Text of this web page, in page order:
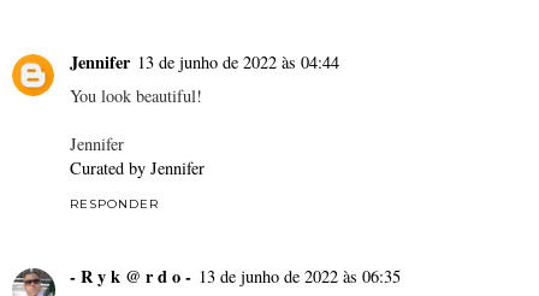
Jennifer 13 de junho de 2022 às 04:44
You look beautiful!
Jennifer
Curated by Jennifer
RESPONDER
- R y k @ r d o - 13 de junho de 2022 às 06:35